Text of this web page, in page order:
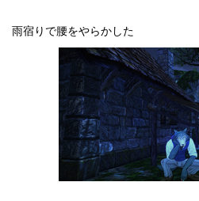
雨宿りで腰をやらかした